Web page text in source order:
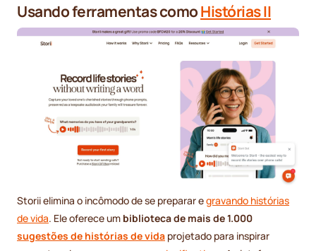
Usando ferramentas comoHistórias II
Storii elimina o incômodo de se preparar egravando histórias
de vida. Ele oferece um biblioteca de mais de 1.000
sugestões de histórias de vida projetado para inspirar